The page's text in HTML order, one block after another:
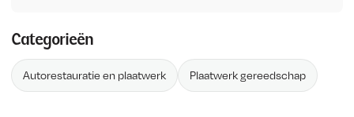
Categorieën
Autorestauratie en plaatwerk Plaatwerk gereedschap